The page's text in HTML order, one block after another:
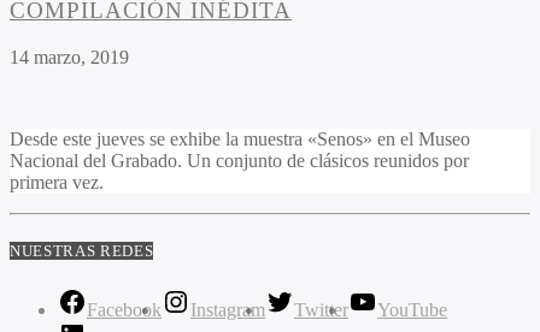
COMPILACIÓN INÉDITA
14 marzo, 2019
Desde este jueves se exhibe la muestra «Senos» en el Museo
Nacional del Grabado. Un conjunto de clásicos reunidos por
primera vez.
NUESTRAS REDES
Facebook Instagram Twitter
YouTube